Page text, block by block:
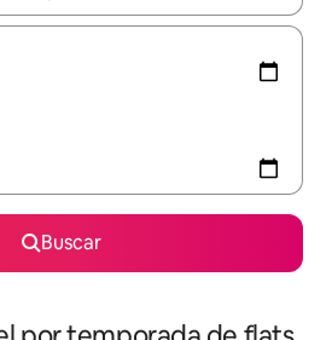
Buscar